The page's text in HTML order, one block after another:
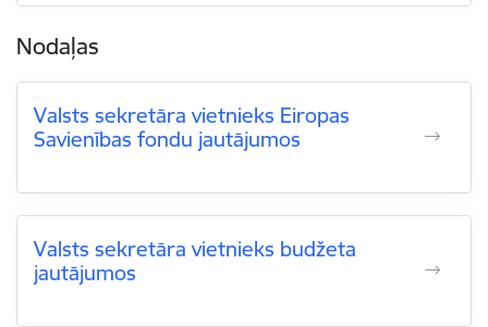
Nodaļas
Valsts sekretāra vietnieks Eiropas
Savienības fondu jautājumos
Valsts sekretāra vietnieks budžeta
jautājumos